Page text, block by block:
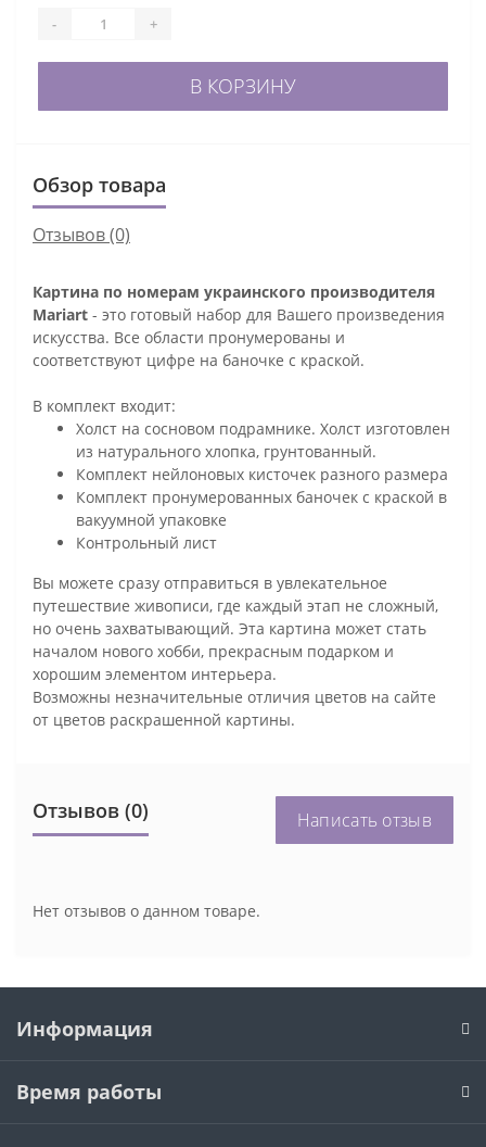
- +
В КОРЗИНУ
Обзор товара
Отзывов (0)
Картина по номерам украинского производителя
Mariart - это готовый набор для Вашего произведения
искусства. Все области пронумерованы и
соответствуют цифре на баночке с краской.
В комплект входит:
Холст на сосновом подрамнике. Холст изготовлен
из натурального хлопка, грунтованный.
Комплект нейлоновых кисточек разного размера
Комплект пронумерованных баночек с краской в
вакуумной упаковке
Контрольный лист
Вы можете сразу отправиться в увлекательное
путешествие живописи, где каждый этап не сложный,
но очень захватывающий. Эта картина может стать
началом нового хобби, прекрасным подарком и
хорошим элементом интерьера.
Возможны незначительные отличия цветов на сайте
от цветов раскрашенной картины.
Отзывов (0) Написать отзыв
Нет отзывов о данном товаре.
Информация
Время работы